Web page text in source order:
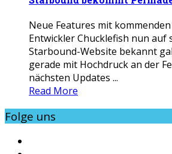
Neue Features mit
Entwickler Chucklefish nun auf
Starbound-Website bekannt
gerade mit Hochdruck an der
nächsten Updates ...
Read More
Folge uns